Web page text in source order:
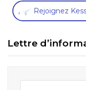
, Rejoignez
Lettre